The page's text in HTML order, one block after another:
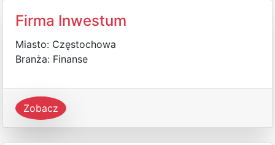
Firma Inwestum
Miasto: Częstochowa
Branża: Finanse
Zobacz